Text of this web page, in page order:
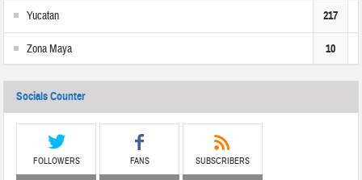
Yucatan 217
Zona Maya 10
Socials Counter
FOLLOWERS FANS SUBSCRIBERS